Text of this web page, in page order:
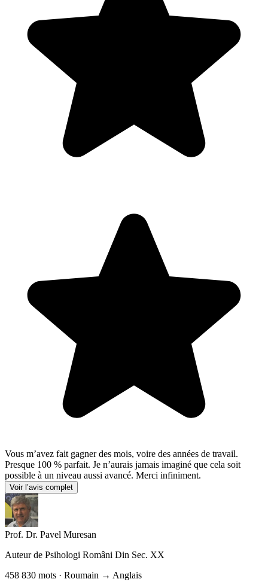
Vous m’avez fait gagner des mois, voire des années de travail.
Presque 100 % parfait. Je n’aurais jamais imaginé que cela soit
possible à un niveau aussi avancé. Merci infiniment.
Voir l’avis complet
Prof. Dr. Pavel Muresan
Auteur de Psihologi Români Din Sec. XX
458 830 mots · Roumain → Anglais